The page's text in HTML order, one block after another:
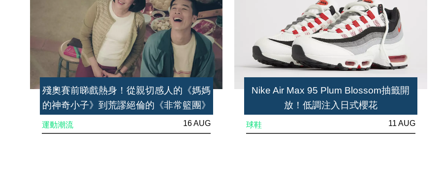
殘奧賽前睇戲熱身！從親切感人的《媽媽
的神奇小子》到荒謬絕倫的《非常籃團》
運動潮流 16 AUG
Nike Air Max 95 Plum Blossom抽籤開
放！低調注入日式櫻花
球鞋 11 AUG